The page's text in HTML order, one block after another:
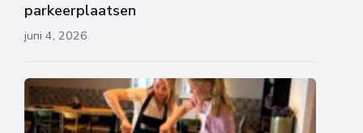
parkeerplaatsen
juni 4, 2026